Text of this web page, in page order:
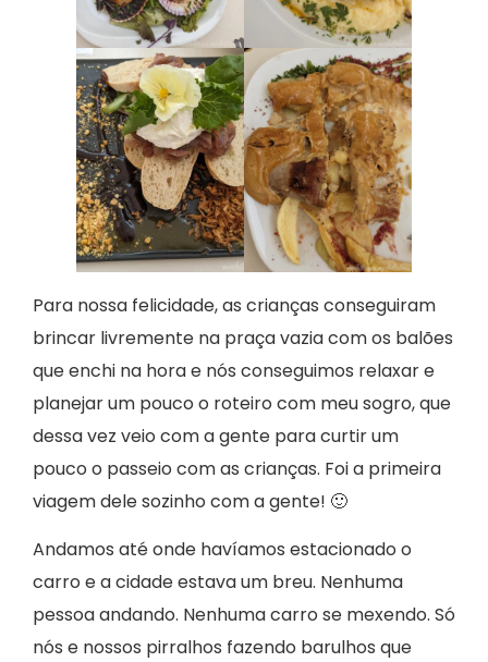
Para nossa felicidade, as crianças conseguiram
brincar livremente na praça vazia com os balões
que enchi na hora e nós conseguimos relaxar e
planejar um pouco o roteiro com meu sogro, que
dessa vez veio com a gente para curtir um
pouco o passeio com as crianças. Foi a primeira
viagem dele sozinho com a gente! 🙂
Andamos até onde havíamos estacionado o
carro e a cidade estava um breu. Nenhuma
pessoa andando. Nenhuma carro se mexendo. Só
nós e nossos pirralhos fazendo barulhos que